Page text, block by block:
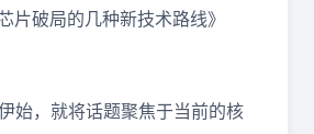
片破局的几种新技术路线》
始，就将话题聚焦于当前的核